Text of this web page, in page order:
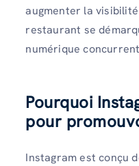
augmenter la
restaurant se
numérique
Pourquoi
pour
Instagram est conçu